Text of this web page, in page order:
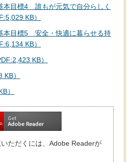
目標4 誰もが元気で自分らしく
KB）
目標5 安全・快適に暮らせる持
KB）
KB）
）
）
ただくには、Adobe Readerが